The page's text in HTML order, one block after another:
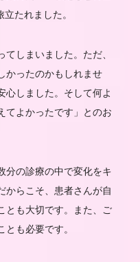
たれました。
しまいました。ただ、
かったのかもしれませ
心しました。そして何よ
てよかったです」とのお
分の診療の中で変化をキ
からこそ、患者さんが自
とも大切です。また、ご
も必要です。